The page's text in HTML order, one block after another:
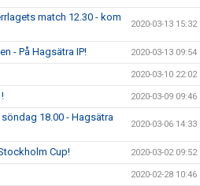
match 12.30 - kom
2020-03-13 15:32
- På Hagsätra IP! 2020-03-13 09:54
2020-03-10 22:02
2020-03-09 09:46
18.00 - Hagsätra
2020-03-06 14:33
Cup! 2020-03-02 09:52
2020-02-28 10:46